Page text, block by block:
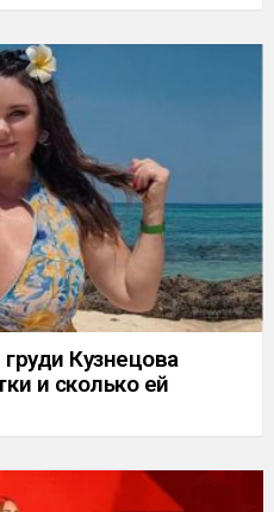
Кузнецова
и сколько ей